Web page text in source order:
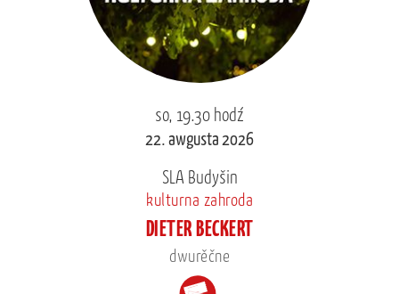
so, 19.30 hodź
22. awgusta 2026
SLA Budyšin
kulturna zahroda
DIETER BECKERT
dwurěčne